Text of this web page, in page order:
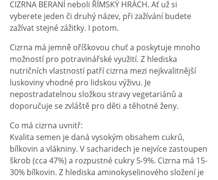
CIZRNA BERANÍ neboli ŘÍMSKÝ HRÁCH. Ať už si
vyberete jeden či druhý název, při zažívání budete
zažívat stejné zážitky. I potom.
Cizrna má jemně oříškovou chuť a poskytuje mnoho
možností pro potravinářské využití. Z hlediska
nutričních vlastností patří cizrna mezi nejkvalitnější
luskoviny vhodné pro lidskou výživu. Je
nepostradatelnou složkou stravy vegetariánů a
doporučuje se zvláště pro děti a těhotné ženy.
Co má cizrna uvnitř:
Kvalita semen je daná vysokým obsahem cukrů,
bílkovin a vlákniny. V sacharidech je nejvíce zastoupen
škrob (cca 47%) a rozpustné cukry 5-9%. Cizrna má 15-
30% bílkovin. Z hlediska aminokyselinového složení je